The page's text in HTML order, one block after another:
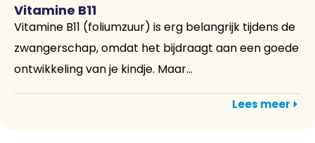
Vitamine B11
Vitamine B11 (foliumzuur) is erg belangrijk tijdens de
zwangerschap, omdat het bijdraagt aan een goede
ontwikkeling van je kindje. Maar...
Lees meer